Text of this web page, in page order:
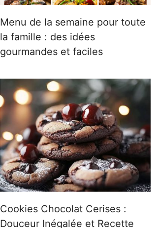
Menu de la semaine pour toute
la famille : des idées
gourmandes et faciles
Cookies Chocolat Cerises :
Douceur Inégalée et Recette